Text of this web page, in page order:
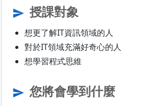
send 授課對象
想更了解IT資訊領域的人
對於IT領域充滿好奇心的人
想學習程式思維
send 您將會學到什麼